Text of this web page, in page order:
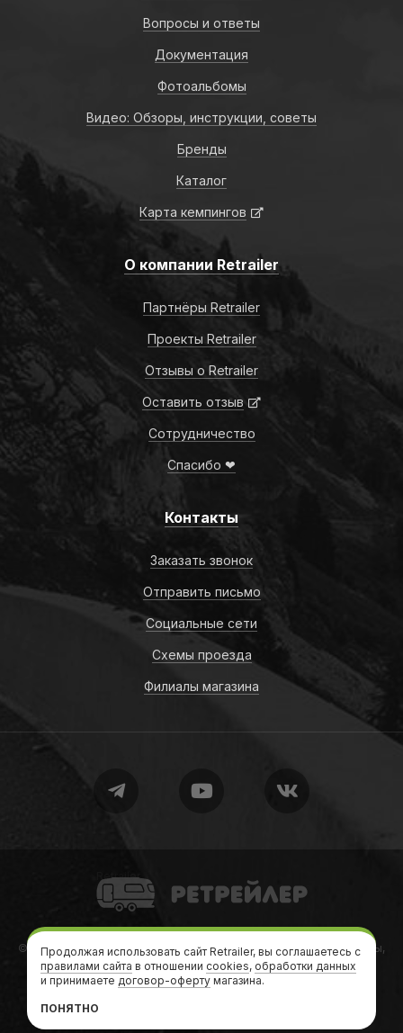
Вопросы и ответы
Документация
Фотоальбомы
Видео: Обзоры, инструкции, советы
Бренды
Каталог
Карта кемпингов
О компании Retrailer
Партнёры Retrailer
Проекты Retrailer
Отзывы о Retrailer
Оставить отзыв
Сотрудничество
Спасибо ❤
Контакты
Заказать звонок
Отправить письмо
Социальные сети
Схемы проезда
Филиалы магазина
Retrailer
© 2010-2026Retrailer Ретрейлер — Автодома, кемперы, трейлеры,
дачи на колесах
Теги
• Формальности • Карта сайта
Продолжая использовать сайт Retrailer, вы соглашаетесь с
правилами сайта в отношении cookies, обработки данных
и принимаете договор-оферту магазина.
ПОНЯТНО